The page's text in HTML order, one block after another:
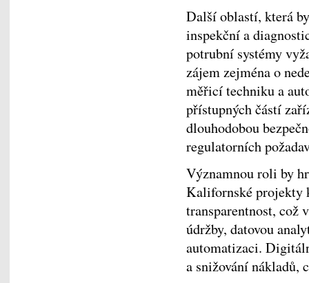
Další oblastí, která
inspekční a
potrubní systémy
zájem zejména o
měřicí techniku a
přístupných částí
dlouhodobou
regulatorních
Významnou roli by
Kalifornské projekty
transparentnost, což
údržby, datovou
automatizaci.
a snižování nákladů,